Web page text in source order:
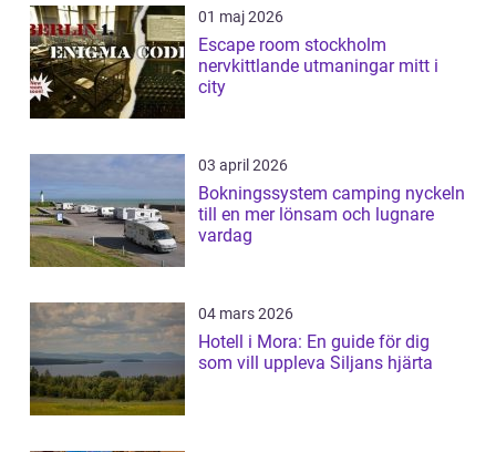
01 maj 2026
Escape room stockholm
nervkittlande utmaningar mitt i
city
03 april 2026
Bokningssystem camping nyckeln
till en mer lönsam och lugnare
vardag
04 mars 2026
Hotell i Mora: En guide för dig
som vill uppleva Siljans hjärta